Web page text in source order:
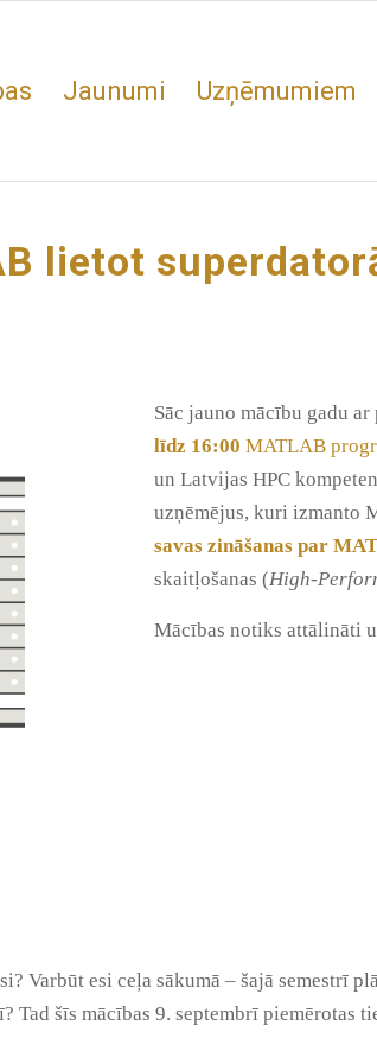
Jaunumi Uzņēmumiem
lietot
Sāc jauno mācību gadu
līdz 16:00 MATLAB
un Latvijas HPC
uzņēmējus, kuri izmanto
savas zināšanas par
skaitļošanas (High-
Mācības notiks attālināti
Varbūt esi ceļa sākumā – šajā semestrī
šīs mācības 9. septembrī piemērotas